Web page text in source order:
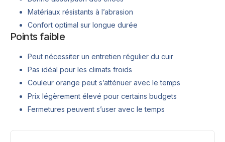
Matériaux résistants à l’abrasion
Confort optimal sur longue durée
Points faible
Peut nécessiter un entretien régulier du cuir
Pas idéal pour les climats froids
Couleur orange peut s’atténuer avec le temps
Prix légèrement élevé pour certains budgets
Fermetures peuvent s’user avec le temps